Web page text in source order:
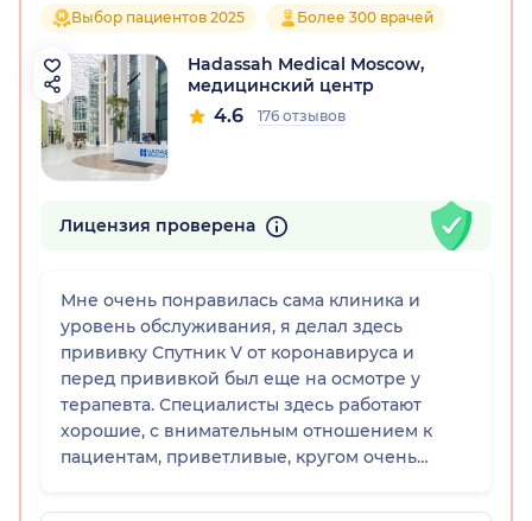
Выбор пациентов 2025 Более 300 врачей
Hadassah Medical Moscow,
медицинский центр
4.6 176 отзывов
Лицензия проверена
Мне очень понравилась сама клиника и
уровень обслуживания, я делал здесь
прививку Спутник V от коронавируса и
перед прививкой был еще на осмотре у
терапевта. Специалисты здесь работают
хорошие, с внимательным отношением к
пациентам, приветливые, кругом очень
нареканий у меня нет, я остался всем